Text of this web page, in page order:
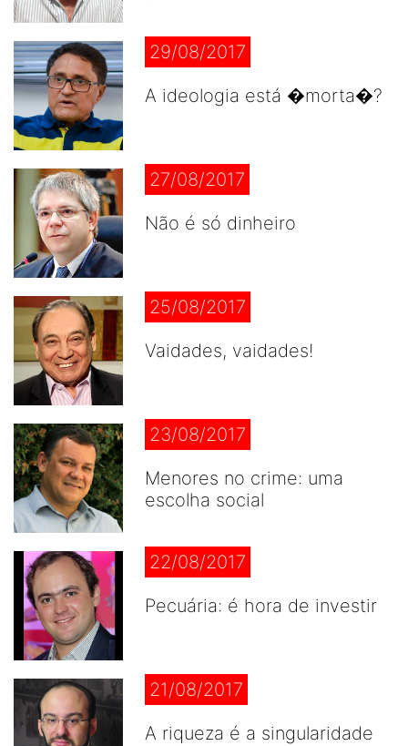
29/08/2017
A ideologia está �morta�?
27/08/2017
Não é só dinheiro
25/08/2017
Vaidades, vaidades!
23/08/2017
Menores no crime: uma
escolha social
22/08/2017
Pecuária: é hora de investir
21/08/2017
A riqueza é a singularidade